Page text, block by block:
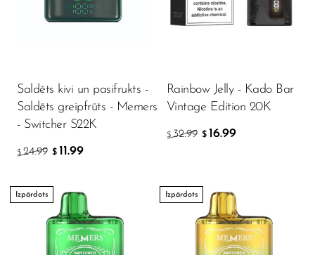
Ijoy
KangVAPE
Kado Bar
Lost Angel
Lost Mary
Lost Vape
Saldēts kivi un pasifrukts -
Saldēts greipfrūts - Memers
- Switcher S22K
$ 24.99 $ 11.99
Rainbow Jelly - Kado Bar
Vintage Edition 20K
$ 32.99 $ 16.99
Izpārdots Izpārdots